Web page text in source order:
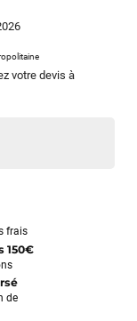
votre devis à
frais
150€
de